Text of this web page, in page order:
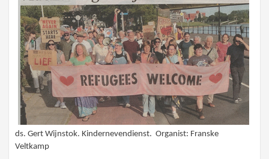
ds. Gert Wijnstok. Kindernevendienst. Organist: Franske
Veltkamp